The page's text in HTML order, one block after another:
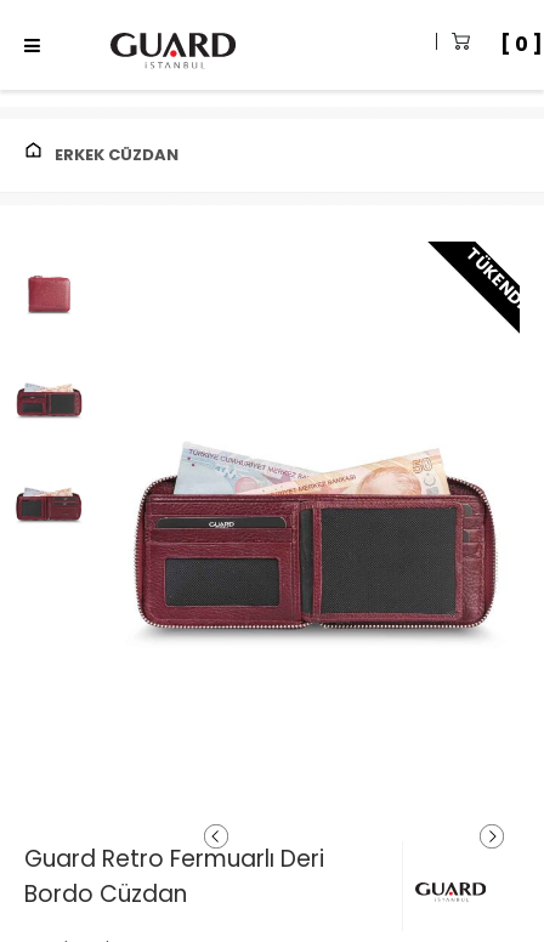
0
ERKEK CÜZDAN
TÜKENDI
Guard Retro Fermuarlı Deri
Bordo Cüzdan